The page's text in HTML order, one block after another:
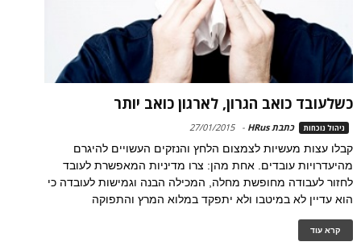
כשלעובד כואב הגרון, לארגון כואב יותר
ניהול נוכחות כתבת HRus -
27/01/2015
קבלו עצות מעשיות לצמצום הלחץ והנזקים העשויים להיגרם
מהיעדרויות עובדים. אחת מהן: צרו מדיניות המאפשרת לעובד
לחזור לעבודה מחופשת מחלה, המכילה הבנה וגמישות לעובדה כי
הוא עדיין לא במיטבו ולא יתפקד במלוא המרץ והתפוקה
קרא עוד